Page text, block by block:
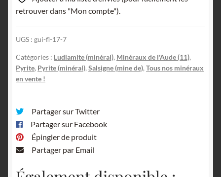
pyrite,
mine
Salsigne,
Aude.
retrouver dans "Mon compte").
UGS : gui-fl-17-7
Catégories : Ludlamite (minéral), Minéraux de l'Aude (11),
Pyrite, Pyrite (minéral), Salsigne (mine de), Tous nos minéraux
en vente !
Partager sur Twitter
Partager sur Facebook
Épingler de produit
Partager par Email